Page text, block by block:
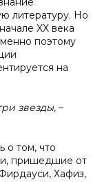
литературу. Но
XX века
поэтому
на
звезды, –
о том, что
пришедшие от
Хафиз,